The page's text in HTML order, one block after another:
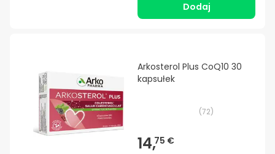
Dodaj
Arkosterol Plus CoQ10 30
kapsułek
(72)
14,75 €